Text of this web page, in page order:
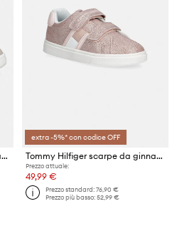
Tommy Hilfiger scarpe da ginnastica per bambini
extra -5%* con codice OFF
Tommy Hilfiger scarpe da ginnastica per bambini
Prezzo attuale:
49,99 €
Prezzo standard:76,90 €
Prezzo più basso:52,99 €